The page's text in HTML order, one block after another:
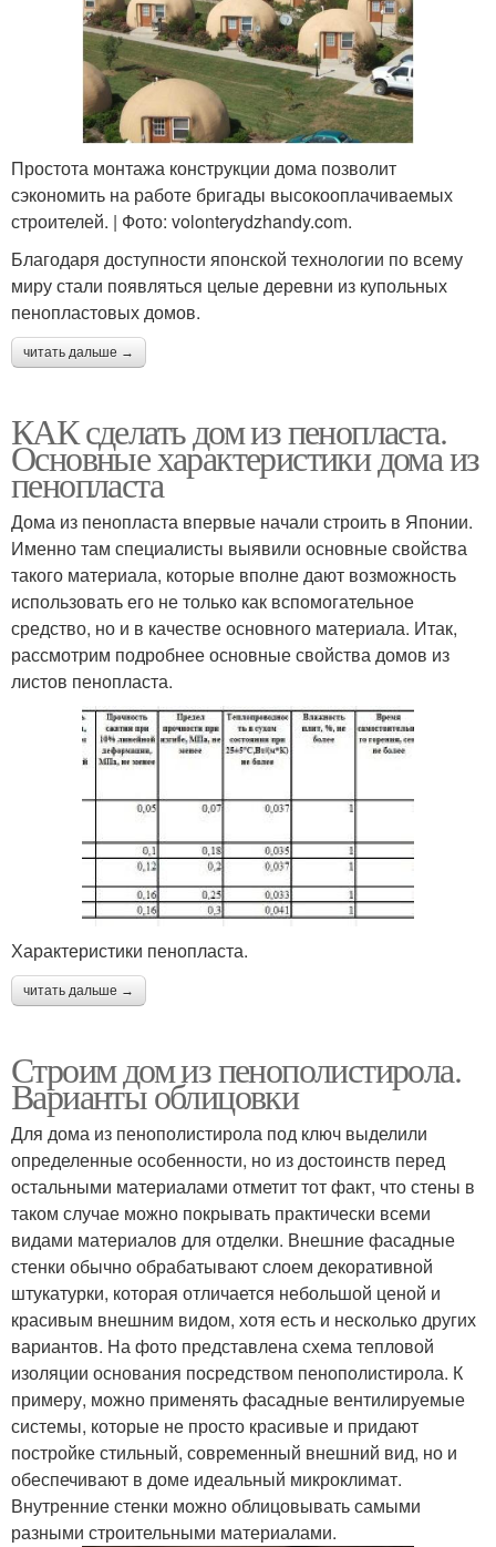
Простота монтажа конструкции дома позволит
сэкономить на работе бригады высокооплачиваемых
строителей. | Фото: volonterydzhandy.com.
Благодаря доступности японской технологии по всему
миру стали появляться целые деревни из купольных
пенопластовых домов.
читать дальше →
КАК сделать дом из пенопласта.
Основные характеристики дома из
пенопласта
Дома из пенопласта впервые начали строить в Японии.
Именно там специалисты выявили основные свойства
такого материала, которые вполне дают возможность
использовать его не только как вспомогательное
средство, но и в качестве основного материала. Итак,
рассмотрим подробнее основные свойства домов из
листов пенопласта.
Характеристики пенопласта.
читать дальше →
Строим дом из пенополистирола.
Варианты облицовки
Для дома из пенополистирола под ключ выделили
определенные особенности, но из достоинств перед
остальными материалами отметит тот факт, что стены в
таком случае можно покрывать практически всеми
видами материалов для отделки. Внешние фасадные
стенки обычно обрабатывают слоем декоративной
штукатурки, которая отличается небольшой ценой и
красивым внешним видом, хотя есть и несколько других
вариантов. На фото представлена схема тепловой
изоляции основания посредством пенополистирола. К
примеру, можно применять фасадные вентилируемые
системы, которые не просто красивые и придают
постройке стильный, современный внешний вид, но и
обеспечивают в доме идеальный микроклимат.
Внутренние стенки можно облицовывать самыми
разными строительными материалами.